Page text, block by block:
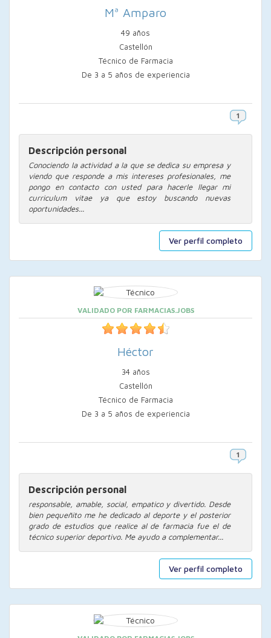
Ver perfil completo
Mª Amparo
49 años
Castellón
Técnico de Farmacia
De 3 a 5 años de experiencia
Descripción personal
Conociendo la actividad a la que se dedica su empresa y
viendo que responde a mis intereses profesionales, me
pongo en contacto con usted para hacerle llegar mi
curriculum vitae ya que estoy buscando nuevas
oportunidades...
Ver perfil completo
VALIDADO POR FARMACIAS.JOBS
Héctor
34 años
Castellón
Técnico de Farmacia
De 3 a 5 años de experiencia
Descripción personal
responsable, amable, social, empatico y divertido. Desde
bien pequeñito me he dedicado al deporte y el posterior
grado de estudios que realice al de farmacia fue el de
técnico superior deportivo. Me ayudo a complementar...